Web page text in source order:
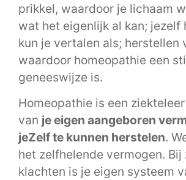
prikkel, waardoor je lichaam
wat het eigenlijk al kan; jezelf
kun je vertalen als; herstellen
waardoor homeopathie een
geneeswijze is.
Homeopathie is een
van je eigen aangeboren
jeZelf te kunnen herstelen.
het zelfhelende vermogen. Bij
klachten is je eigen systeem